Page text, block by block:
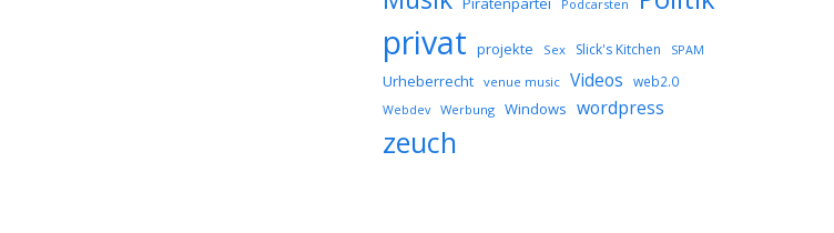
Podcarsten
privat projekte Sex Slick's Kitchen SPAM
Urheberrecht venue music Videos web2.0
Webdev Werbung Windows wordpress
zeuch